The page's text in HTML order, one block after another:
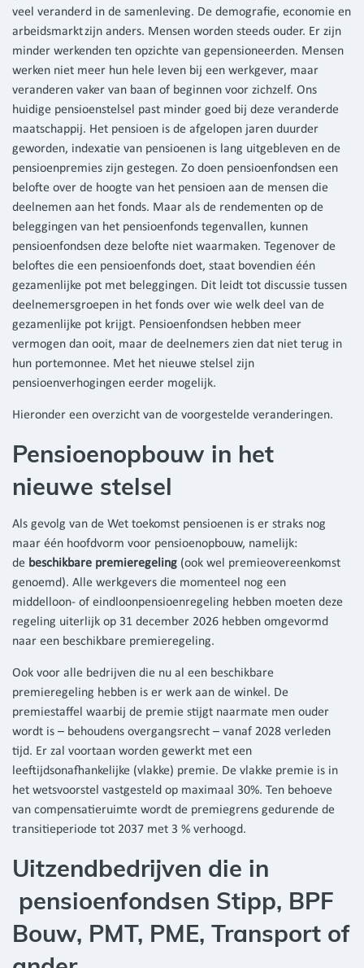
veel veranderd in de samenleving. De demografie, economie en
arbeidsmarkt zijn anders. Mensen worden steeds ouder. Er zijn
minder werkenden ten opzichte van gepensioneerden. Mensen
werken niet meer hun hele leven bij een werkgever, maar
veranderen vaker van baan of beginnen voor zichzelf. Ons
huidige pensioenstelsel past minder goed bij deze veranderde
maatschappij. Het pensioen is de afgelopen jaren duurder
geworden, indexatie van pensioenen is lang uitgebleven en de
pensioenpremies zijn gestegen. Zo doen pensioenfondsen een
belofte over de hoogte van het pensioen aan de mensen die
deelnemen aan het fonds. Maar als de rendementen op de
beleggingen van het pensioenfonds tegenvallen, kunnen
pensioenfondsen deze belofte niet waarmaken. Tegenover de
beloftes die een pensioenfonds doet, staat bovendien één
gezamenlijke pot met beleggingen. Dit leidt tot discussie tussen
deelnemersgroepen in het fonds over wie welk deel van de
gezamenlijke pot krijgt. Pensioenfondsen hebben meer
vermogen dan ooit, maar de deelnemers zien dat niet terug in
hun portemonnee. Met het nieuwe stelsel zijn
pensioenverhogingen eerder mogelijk.
Hieronder een overzicht van de voorgestelde veranderingen.
Pensioenopbouw in het
nieuwe stelsel
Als gevolg van de Wet toekomst pensioenen is er straks nog
maar één hoofdvorm voor pensioenopbouw, namelijk:
de beschikbare premieregeling (ook wel premieovereenkomst
genoemd). Alle werkgevers die momenteel nog een
middelloon- of eindloonpensioenregeling hebben moeten deze
regeling uiterlijk op 31 december 2026 hebben omgevormd
naar een beschikbare premieregeling.
Ook voor alle bedrijven die nu al een beschikbare
premieregeling hebben is er werk aan de winkel. De
premiestaffel waarbij de premie stijgt naarmate men ouder
wordt is – behoudens overgangsrecht – vanaf 2028 verleden
tijd. Er zal voortaan worden gewerkt met een
leeftijdsonafhankelijke (vlakke) premie. De vlakke premie is in
het wetsvoorstel vastgesteld op maximaal 30%. Ten behoeve
van compensatieruimte wordt de premiegrens gedurende de
transitieperiode tot 2037 met 3 % verhoogd.
Uitzendbedrijven die in
pensioenfondsen Stipp, BPF
Bouw, PMT, PME, Transport of